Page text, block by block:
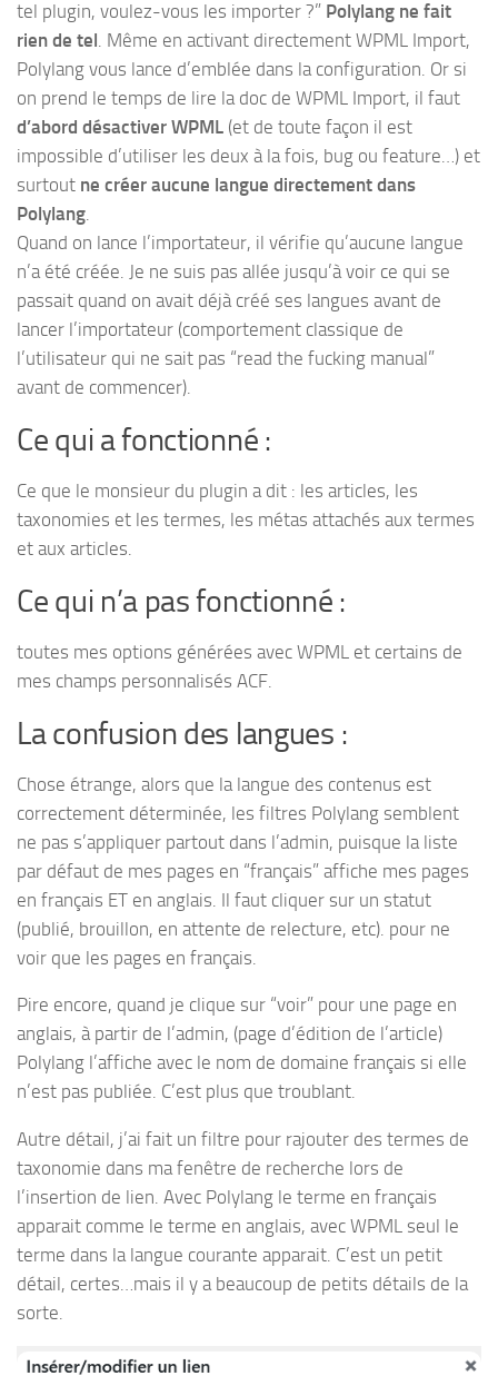
tel plugin, voulez-vous les importer ?” Polylang ne fait
rien de tel. Même en activant directement WPML Import,
Polylang vous lance d’emblée dans la configuration. Or si
on prend le temps de lire la doc de WPML Import, il faut
d’abord désactiver WPML (et de toute façon il est
impossible d’utiliser les deux à la fois, bug ou feature…) et
surtout ne créer aucune langue directement dans
Polylang.
Quand on lance l’importateur, il vérifie qu’aucune langue
n’a été créée. Je ne suis pas allée jusqu’à voir ce qui se
passait quand on avait déjà créé ses langues avant de
lancer l’importateur (comportement classique de
l’utilisateur qui ne sait pas “read the fucking manual”
avant de commencer).
Ce qui a fonctionné :
Ce que le monsieur du plugin a dit : les articles, les
taxonomies et les termes, les métas attachés aux termes
et aux articles.
Ce qui n’a pas fonctionné :
toutes mes options générées avec WPML et certains de
mes champs personnalisés ACF.
La confusion des langues :
Chose étrange, alors que la langue des contenus est
correctement déterminée, les filtres Polylang semblent
ne pas s’appliquer partout dans l’admin, puisque la liste
par défaut de mes pages en “français” affiche mes pages
en français ET en anglais. Il faut cliquer sur un statut
(publié, brouillon, en attente de relecture, etc). pour ne
voir que les pages en français.
Pire encore, quand je clique sur “voir” pour une page en
anglais, à partir de l’admin, (page d’édition de l’article)
Polylang l’affiche avec le nom de domaine français si elle
n’est pas publiée. C’est plus que troublant.
Autre détail, j’ai fait un filtre pour rajouter des termes de
taxonomie dans ma fenêtre de recherche lors de
l’insertion de lien. Avec Polylang le terme en français
apparait comme le terme en anglais, avec WPML seul le
terme dans la langue courante apparait. C’est un petit
détail, certes…mais il y a beaucoup de petits détails de la
sorte.